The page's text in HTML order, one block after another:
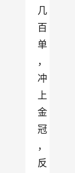
几
百
单
，
冲
上
金
冠
，
反